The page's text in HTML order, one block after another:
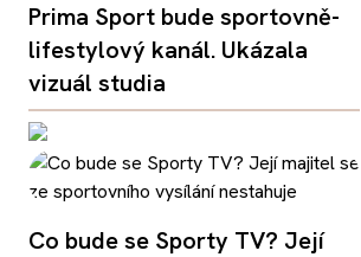
Prima Sport bude sportovně-
lifestylový kanál. Ukázala
vizuál studia
Co bude se Sporty TV? Její